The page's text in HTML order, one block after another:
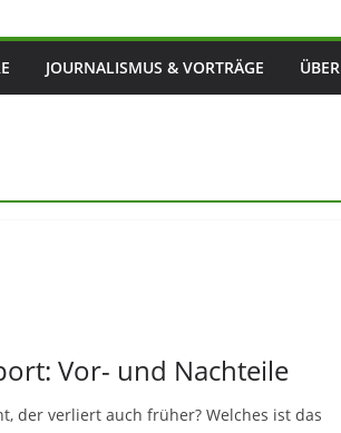
JOURNALISMUS & VORTRÄGE ÜBER
Vor- und Nachteile
der verliert auch früher? Welches ist das